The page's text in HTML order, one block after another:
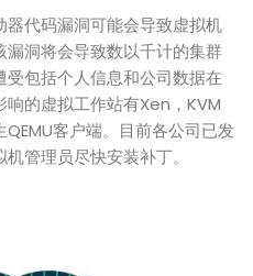
代码漏洞可能会导致虚拟机
洞将会导致数以千计的集群
包括个人信息和公司数据在
的虚拟工作站有Xen，KVM
客户端。目前各公司已发
管理员尽快安装补丁。